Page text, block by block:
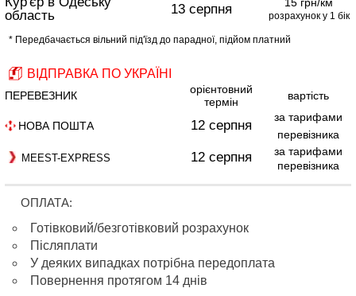
область
13 серпня розрахунок у 1 бік
* Передбачається вільний під'їзд до парадної, підйом платний
ВІДПРАВКА ПО УКРАЇНІ
ПЕРЕВЕЗНИК
орієнтовний
термін
вартість
НОВА ПОШТА 12 серпня
за тарифами
перевізника
MEEST-EXPRESS 12 серпня
за тарифами
перевізника
ОПЛАТА:
Готівковий/безготівковий розрахунок
Післяплати
У деяких випадках потрібна передоплата
Повернення протягом 14 днів